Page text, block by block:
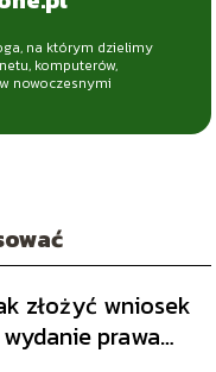
na którym dzielimy
komputerów,
nowoczesnymi
złożyć wniosek
prawa